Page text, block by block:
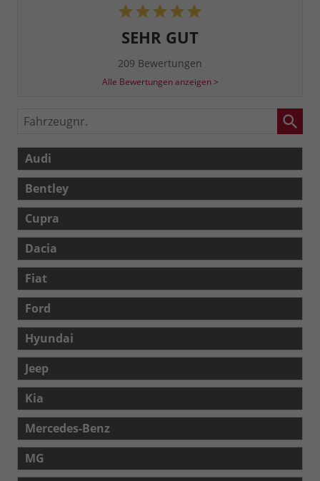
SEHR GUT
209 Bewertungen
Alle Bewertungen anzeigen >
Fahrzeugnr.
Audi
Bentley
Cupra
Dacia
Fiat
Ford
Hyundai
Jeep
Kia
Mercedes-Benz
MG